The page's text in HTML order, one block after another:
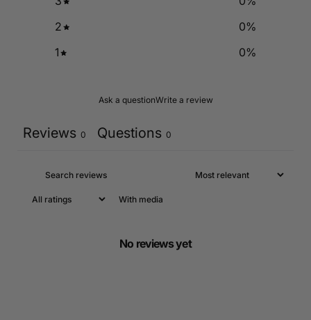
2
0%
1
0%
Ask a questionWrite a review
Reviews 0 Questions 0
With media
No reviews yet